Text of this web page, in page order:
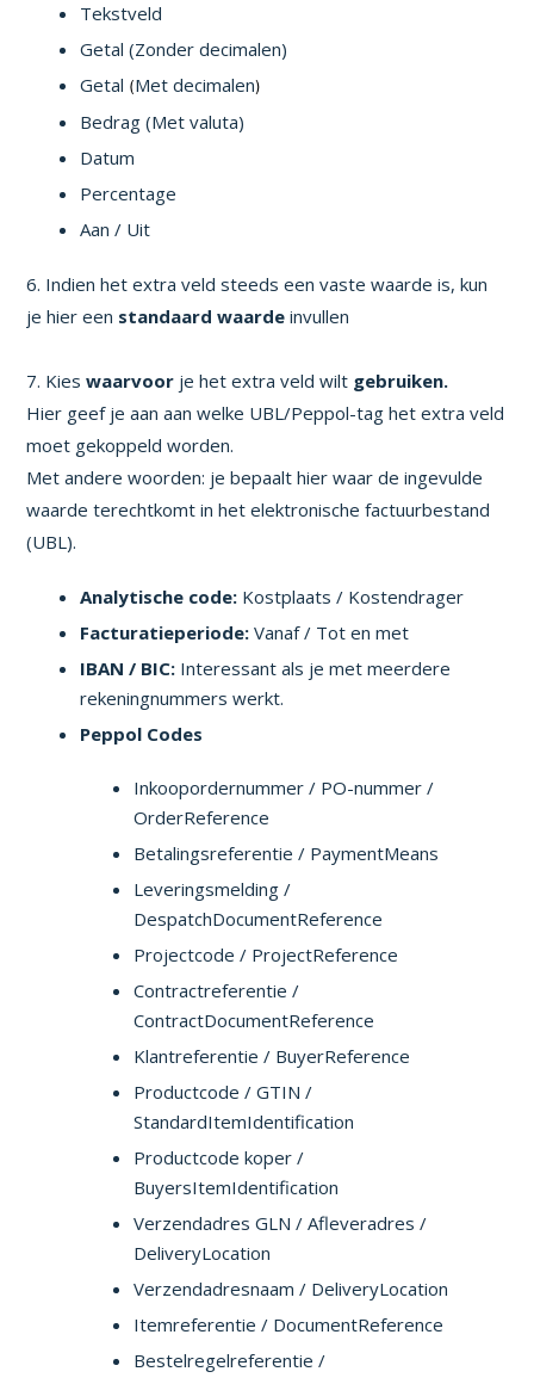
Tekstveld
Getal (Zonder decimalen)
Getal (Met decimalen)
Bedrag (Met valuta)
Datum
Percentage
Aan / Uit
6. Indien het extra veld steeds een vaste waarde is, kun
je hier een standaard waarde invullen
7. Kieswaarvoor je het extra veld wilt gebruiken.
Hier geef je aan aan welke UBL/Peppol-tag het extra veld
moet gekoppeld worden.
Met andere woorden: je bepaalt hier waar de ingevulde
waarde terechtkomt in het elektronische factuurbestand
(UBL).
Analytische code: Kostplaats / Kostendrager
Facturatieperiode: Vanaf / Tot en met
IBAN / BIC: Interessant als je met meerdere
rekeningnummers werkt.
Peppol Codes
Inkoopordernummer / PO-nummer /
OrderReference
Betalingsreferentie / PaymentMeans
Leveringsmelding /
DespatchDocumentReference
Projectcode / ProjectReference
Contractreferentie /
ContractDocumentReference
Klantreferentie / BuyerReference
Productcode / GTIN /
StandardItemIdentification
Productcode koper /
BuyersItemIdentification
Verzendadres GLN / Afleveradres /
DeliveryLocation
Verzendadresnaam / DeliveryLocation
Itemreferentie / DocumentReference
Bestelregelreferentie /